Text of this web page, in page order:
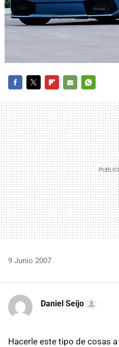
MAIL
9 Junio 2007
Daniel Seijo
Hacerle este tipo de cosas